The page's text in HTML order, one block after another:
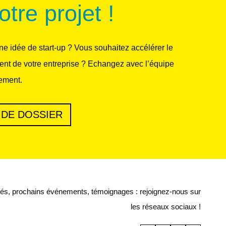
projet !
idée de start-up ? Vous souhaitez accélérer le
de votre entreprise ? Echangez avec l’équipe
DOSSIER
prochains événements, témoignages : rejoignez-nous sur
les réseaux sociaux !